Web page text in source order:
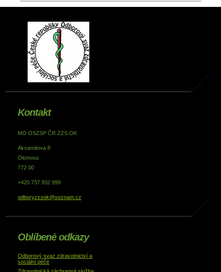
Kontakt
MO OSZSP ČR ZZS OK
Aksamitova 8
Olomouc
772 00
+420 737 932 999
odboryzzsok@seznam.cz
Oblíbené odkazy
Odborový svaz zdravotnictví a
sociální péče